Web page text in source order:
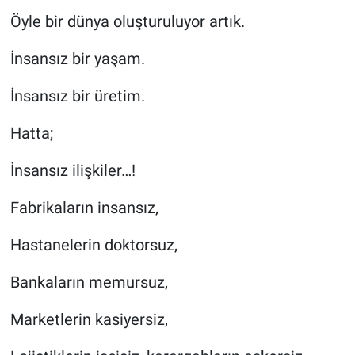
Öyle bir dünya oluşturuluyor artık.
İnsansız bir yaşam.
İnsansız bir üretim.
Hatta;
İnsansız ilişkiler…!
Fabrikaların insansız,
Hastanelerin doktorsuz,
Bankaların memursuz,
Marketlerin kasiyersiz,